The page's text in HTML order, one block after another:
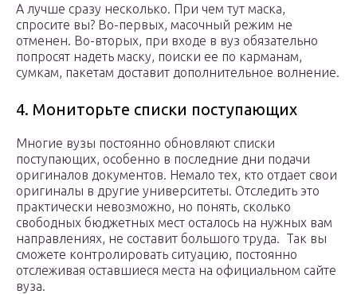
А лучше сразу несколько. При чем тут маска,
спросите вы? Во-первых, масочный режим не
отменен. Во-вторых, при входе в вуз обязательно
попросят надеть маску, поиски ее по карманам,
сумкам, пакетам доставит дополнительное волнение.
4. Мониторьте списки поступающих
Многие вузы постоянно обновляют списки
поступающих, особенно в последние дни подачи
оригиналов документов. Немало тех, кто отдает свои
оригиналы в другие университеты. Отследить это
практически невозможно, но понять, сколько
свободных бюджетных мест осталось на нужных вам
направлениях, не составит большого труда. Так вы
сможете контролировать ситуацию, постоянно
отслеживая оставшиеся места на официальном сайте
вуза.